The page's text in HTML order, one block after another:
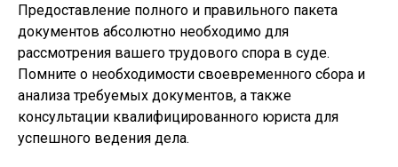
Предоставление полного и правильного пакета
документов абсолютно необходимо для
рассмотрения вашего трудового спора в суде.
Помните о необходимости своевременного сбора и
анализа требуемых документов, а также
консультации квалифицированного юриста для
успешного ведения дела.